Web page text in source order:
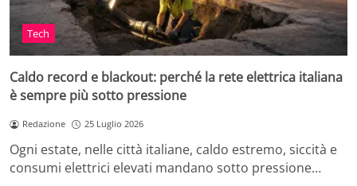
Tech
Caldo record e blackout: perché la rete elettrica italiana
è sempre più sotto pressione
Redazione 25 Luglio 2026
Ogni estate, nelle città italiane, caldo estremo, siccità e
consumi elettrici elevati mandano sotto pressione…